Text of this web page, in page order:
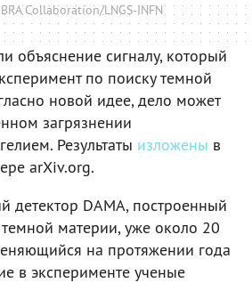
Collaboration/LNGS-INFN
объяснение сигналу, который
по поиску темной
новой идее, дело может
загрязнении
Результаты изложены в
arXiv.org.
детектор DAMA, построенный
материи, уже около 20
на протяжении года
в эксперименте ученые